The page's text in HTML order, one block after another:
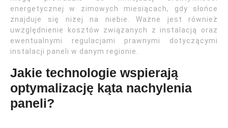
energetycznej w zimowych miesiącach, gdy słońce
znajduje się niżej na niebie. Ważne jest również
uwzględnienie kosztów związanych z instalacją oraz
ewentualnymi regulacjami prawnymi dotyczącymi
instalacji paneli w danym regionie.
Jakie technologie wspierają
optymalizację kąta nachylenia
paneli?